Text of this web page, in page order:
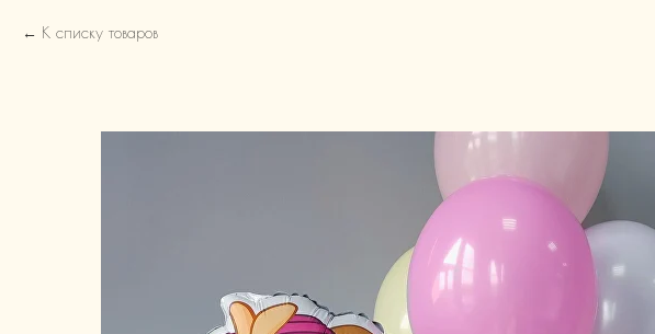
К списку товаров